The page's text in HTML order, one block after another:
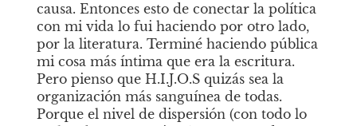
causa. Entonces esto de conectar la política
con mi vida lo fui haciendo por otro lado,
por la literatura. Terminé haciendo pública
mi cosa más íntima que era la escritura.
Pero pienso que H.I.J.O.S quizás sea la
organización más sanguínea de todas.
Porque el nivel de dispersión (con todo lo